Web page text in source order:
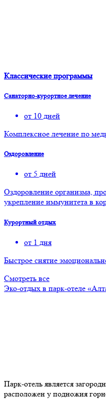
Классические программы
Санаторно-курортное лечение
от 10 дней
Комплексное лечение по
Оздоровление
от 5 дней
Оздоровление организма,
укрепление иммунитета в
Курортный отдых
от 1 дня
Быстрое снятие
Смотреть все
Эко-отдых в парк-отеле
Парк-отель является
расположен у подножия